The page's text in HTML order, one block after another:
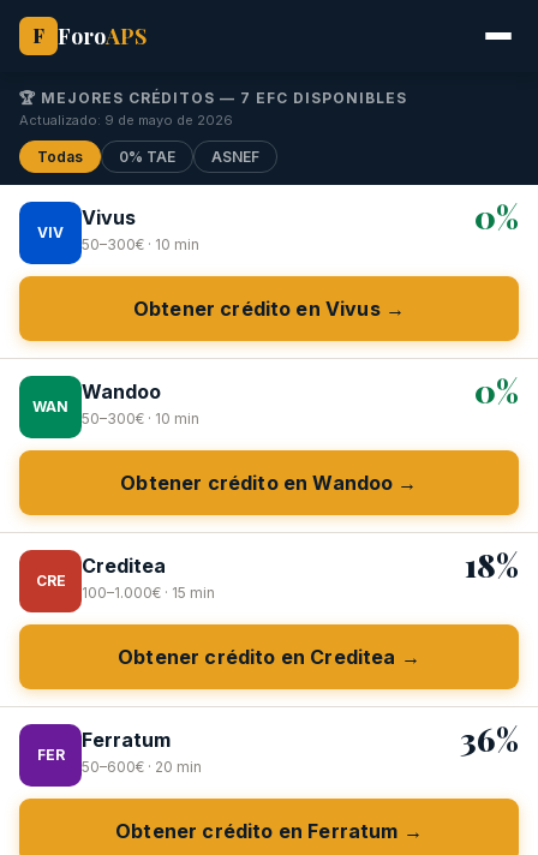
F ForoAPS
🏆 MEJORES CRÉDITOS — 7 EFC DISPONIBLES
Actualizado: 9 de mayo de 2026
Todas 0% TAE ASNEF
VIV
Vivus
50–300€ · 10 min
0%
Obtener crédito en Vivus →
WAN
Wandoo
50–300€ · 10 min
0%
Obtener crédito en Wandoo →
CRE
Creditea
100–1.000€ · 15 min
18%
Obtener crédito en Creditea →
FER
Ferratum
50–600€ · 20 min
36%
Obtener crédito en Ferratum →